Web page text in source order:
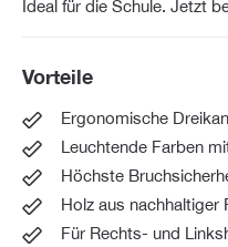
Ideal für die Schule. Jetzt
Vorteile
Ergonomische
Leuchtende Farben
Höchste
Holz aus nachhaltiger
Für Rechts- und